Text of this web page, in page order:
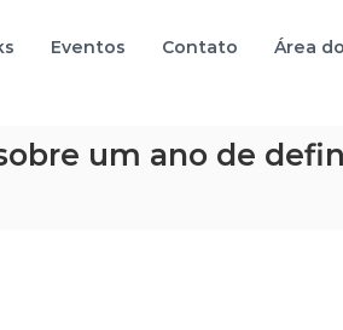
Eventos Contato Área
um ano de